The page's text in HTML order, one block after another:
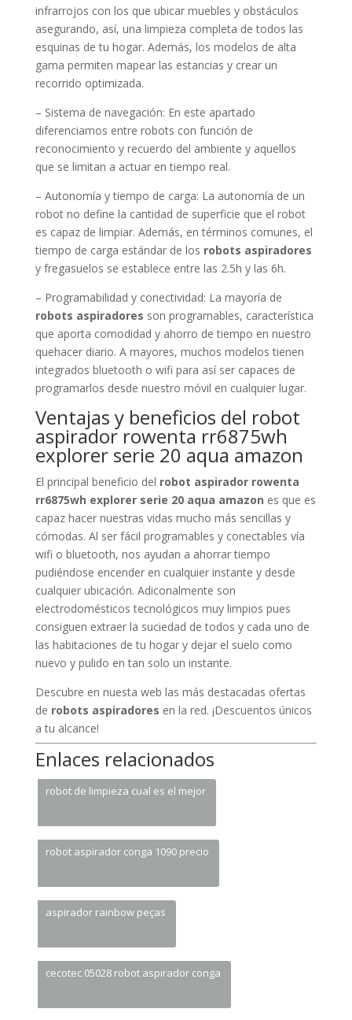
infrarrojos con los que ubicar muebles y obstáculos
asegurando, así, una limpieza completa de todos las
esquinas de tu hogar. Además, los modelos de alta
gama permiten mapear las estancias y crear un
recorrido optimizada.
– Sistema de navegación: En este apartado
diferenciamos entre robots con función de
reconocimiento y recuerdo del ambiente y aquellos
que se limitan a actuar en tiempo real.
– Autonomía y tiempo de carga: La autonomía de un
robot no define la cantidad de superficie que el robot
es capaz de limpiar. Además, en términos comunes, el
tiempo de carga estándar de los robots aspiradores
y fregasuelos se establece entre las 2.5h y las 6h.
– Programabilidad y conectividad: La mayoría de
robots aspiradores son programables, característica
que aporta comodidad y ahorro de tiempo en nuestro
quehacer diario. A mayores, muchos modelos tienen
integrados bluetooth o wifi para así ser capaces de
programarlos desde nuestro móvil en cualquier lugar.
Ventajas y beneficios del robot
aspirador rowenta rr6875wh
explorer serie 20 aqua amazon
El principal beneficio del robot aspirador rowenta
rr6875wh explorer serie 20 aqua amazon es que es
capaz hacer nuestras vidas mucho más sencillas y
cómodas. Al ser fácil programables y conectables vía
wifi o bluetooth, nos ayudan a ahorrar tiempo
pudiéndose encender en cualquier instante y desde
cualquier ubicación. Adiconalmente son
electrodomésticos tecnológicos muy limpios pues
consiguen extraer la suciedad de todos y cada uno de
las habitaciones de tu hogar y dejar el suelo como
nuevo y pulido en tan solo un instante.
Descubre en nuesta web las más destacadas ofertas
de robots aspiradores en la red. ¡Descuentos únicos
a tu alcance!
Enlaces relacionados
robot de limpieza cual es el mejor
robot aspirador conga 1090 precio
aspirador rainbow peças
cecotec 05028 robot aspirador conga